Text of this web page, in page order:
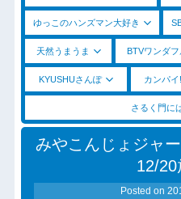
ゆっこのハンズマン大好き
天然うまうま BTVワンダフ
KYUSHUさんぽ カンパ
さるく門に
みやこんじょジャ
12/20
Posted on